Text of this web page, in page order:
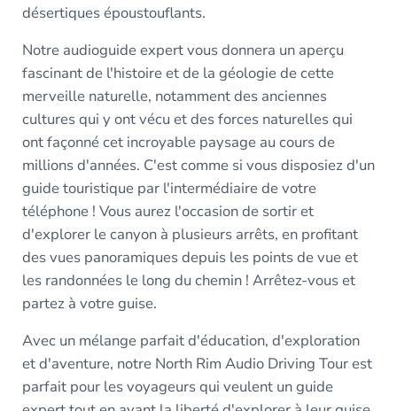
désertiques époustouflants.
Notre audioguide expert vous donnera un aperçu
fascinant de l'histoire et de la géologie de cette
merveille naturelle, notamment des anciennes
cultures qui y ont vécu et des forces naturelles qui
ont façonné cet incroyable paysage au cours de
millions d'années. C'est comme si vous disposiez d'un
guide touristique par l'intermédiaire de votre
téléphone ! Vous aurez l'occasion de sortir et
d'explorer le canyon à plusieurs arrêts, en profitant
des vues panoramiques depuis les points de vue et
les randonnées le long du chemin ! Arrêtez-vous et
partez à votre guise.
Avec un mélange parfait d'éducation, d'exploration
et d'aventure, notre North Rim Audio Driving Tour est
parfait pour les voyageurs qui veulent un guide